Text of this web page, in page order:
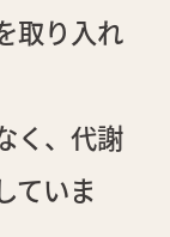
取り入れ
く、代謝
ていま